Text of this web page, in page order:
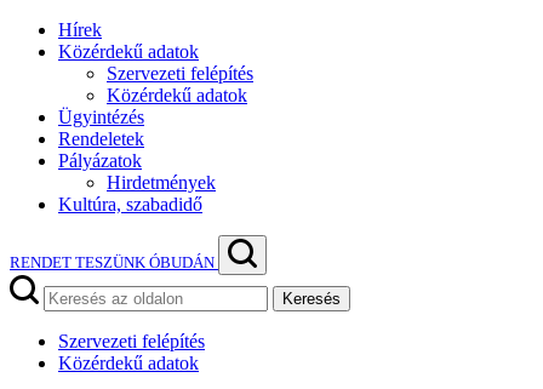
Hírek
Közérdekű adatok
Szervezeti felépítés
Közérdekű adatok
Ügyintézés
Rendeletek
Pályázatok
Hirdetmények
Kultúra, szabadidő
RENDET TESZÜNK ÓBUDÁN
Keresés
Szervezeti felépítés
Közérdekű adatok